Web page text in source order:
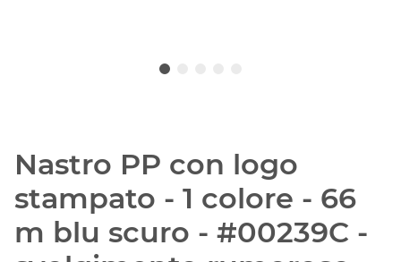
Nastro PP con logo
stampato - 1 colore - 66
m blu scuro - #00239C -